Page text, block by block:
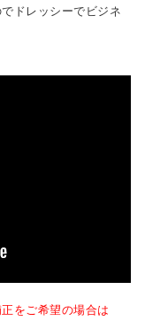
ドレッシーでビジネ
をご希望の場合は